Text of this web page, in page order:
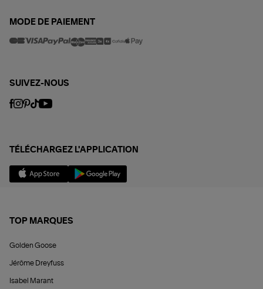
MODE DE PAIEMENT
SUIVEZ-NOUS
TÉLÉCHARGEZ L'APPLICATION
TOP MARQUES
Golden Goose
Jérôme Dreyfuss
Isabel Marant